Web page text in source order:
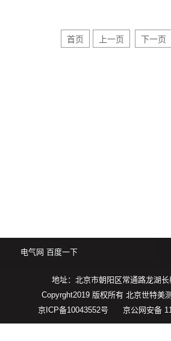
首页 上一页 下一页
电气网 百度一下
地址：北京市朝阳区常通路龙湖
Copyrght2019 版权所有 北京世特美
京ICP备10043552号 京公网安备